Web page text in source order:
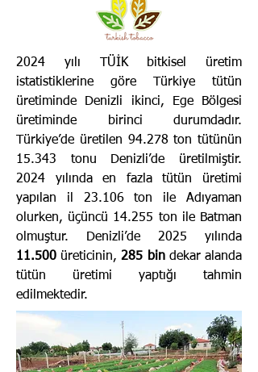
2024 yılı TÜİK bitkisel üretim
istatistiklerine göre Türkiye tütün
üretiminde Denizli ikinci, Ege Bölgesi
üretiminde birinci durumdadır.
Türkiye’de üretilen 94.278 ton tütünün
15.343 tonu Denizli’de üretilmiştir.
2024 yılında en fazla tütün üretimi
yapılan il 23.106 ton ile Adıyaman
olurken, üçüncü 14.255 ton ile Batman
olmuştur. Denizli’de 2025 yılında
11.500 üreticinin,285 bin dekar alanda
tütün üretimi yaptığı tahmin
edilmektedir.